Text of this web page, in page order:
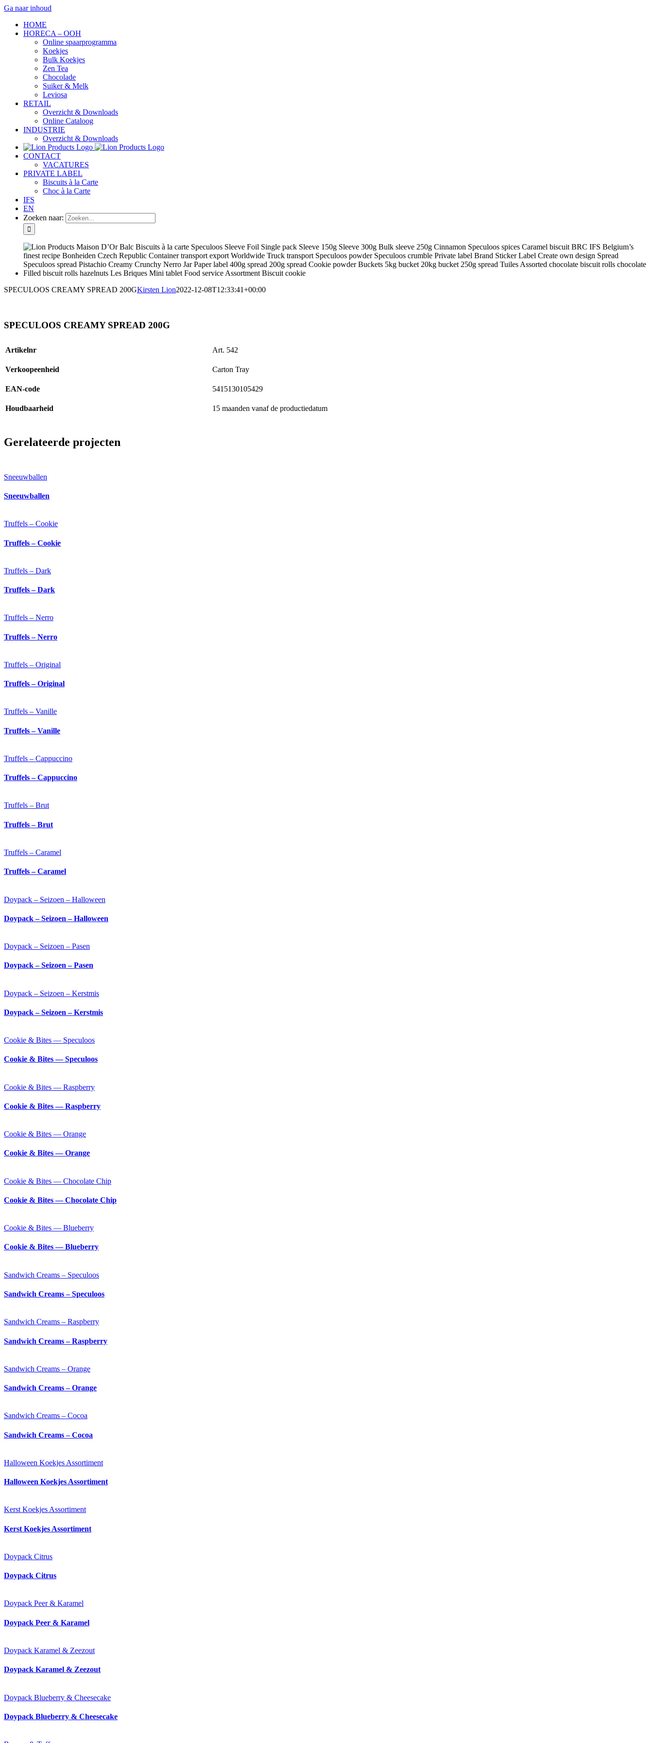
Ga naar inhoud
HOME
HORECA – OOH
Online spaarprogramma
Koekjes
Bulk Koekjes
Zen Tea
Chocolade
Suiker & Melk
Leviosa
RETAIL
Overzicht & Downloads
Online Cataloog
INDUSTRIE
Overzicht & Downloads
CONTACT
VACATURES
PRIVATE LABEL
Biscuits à la Carte
Choc à la Carte
IFS
EN
Zoeken naar:
SPECULOOS CREAMY SPREAD 200GKirsten Lion2022-12-08T12:33:41+00:00
SPECULOOS CREAMY SPREAD 200G
Artikelnr Art. 542
Verkoopeenheid Carton Tray
EAN-code 5415130105429
Houdbaarheid 15 maanden vanaf de productiedatum
Gerelateerde projecten
Sneeuwballen
Sneeuwballen
Truffels – Cookie
Truffels – Cookie
Truffels – Dark
Truffels – Dark
Truffels – Nerro
Truffels – Nerro
Truffels – Original
Truffels – Original
Truffels – Vanille
Truffels – Vanille
Truffels – Cappuccino
Truffels – Cappuccino
Truffels – Brut
Truffels – Brut
Truffels – Caramel
Truffels – Caramel
Doypack – Seizoen – Halloween
Doypack – Seizoen – Halloween
Doypack – Seizoen – Pasen
Doypack – Seizoen – Pasen
Doypack – Seizoen – Kerstmis
Doypack – Seizoen – Kerstmis
Cookie & Bites — Speculoos
Cookie & Bites — Speculoos
Cookie & Bites — Raspberry
Cookie & Bites — Raspberry
Cookie & Bites — Orange
Cookie & Bites — Orange
Cookie & Bites — Chocolate Chip
Cookie & Bites — Chocolate Chip
Cookie & Bites — Blueberry
Cookie & Bites — Blueberry
Sandwich Creams – Speculoos
Sandwich Creams – Speculoos
Sandwich Creams – Raspberry
Sandwich Creams – Raspberry
Sandwich Creams – Orange
Sandwich Creams – Orange
Sandwich Creams – Cocoa
Sandwich Creams – Cocoa
Halloween Koekjes Assortiment
Halloween Koekjes Assortiment
Kerst Koekjes Assortiment
Kerst Koekjes Assortiment
Doypack Citrus
Doypack Citrus
Doypack Peer & Karamel
Doypack Peer & Karamel
Doypack Karamel & Zeezout
Doypack Karamel & Zeezout
Doypack Blueberry & Cheesecake
Doypack Blueberry & Cheesecake